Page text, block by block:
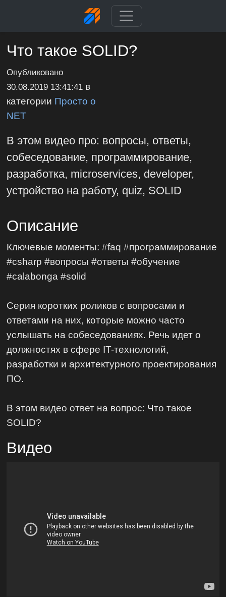
Что такое SOLID?
Опубликовано
30.08.2019 13:41:41 в
категории Просто о
NET
В этом видео про: вопросы, ответы,
собеседование, программирование,
разработка, microservices, developer,
устройство на работу, quiz, SOLID
Описание
Ключевые моменты: #faq #программирование
#csharp #вопросы #ответы #обучение
#calabonga #solid
Серия коротких роликов с вопросами и
ответами на них, которые можно часто
услышать на собеседованиях. Речь идет о
должностях в сфере IT-технологий,
разработки и архитектурного проектирования
ПО.
В этом видео ответ на вопрос: Что такое
SOLID?
Видео